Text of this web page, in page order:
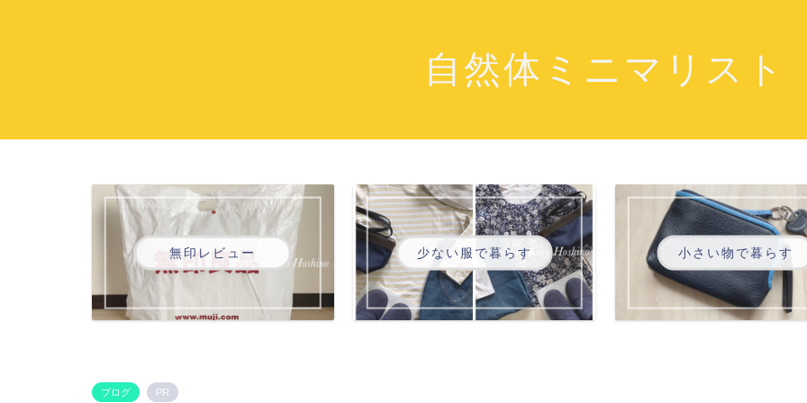
自然体ミニマリスト
無印レビュー 少ない服で暮らす 小さい物で暮らす
ブログ PR